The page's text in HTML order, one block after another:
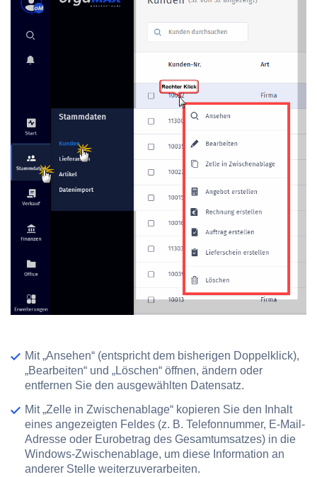
Mit„Ansehen“ (entspricht dem bisherigen Doppelklick),
„Bearbeiten“ und „Löschen“ öffnen, ändern oder
entfernen Sie den ausgewählten Datensatz.
Mit„Zelle in Zwischenablage“ kopieren Sie den Inhalt
eines angezeigten Feldes (z. B. Telefonnummer, E-Mail-
Adresse oder Eurobetrag des Gesamtumsatzes) in die
Windows-Zwischenablage, um diese Information an
anderer Stelle weiterzuverarbeiten.